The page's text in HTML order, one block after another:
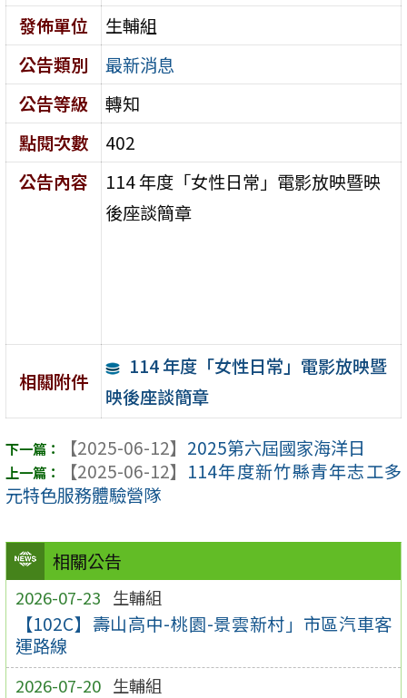
相關公告
2026-07-23 生輔組
【102C】壽山高中-桃園-景雲新村」市區汽車客
運路線
2026-07-20 生輔組
發佈單位
生輔組
公告類別
最新消息
公告等級
轉知
點閱次數
402
公告內容
114 年度「女性日常」電影放映暨映
後座談簡章
相關附件
114 年度「女性日常」電影放映暨
映後座談簡章
【2025-06-12】 2025第六屆國家海洋日
【2025-06-12】 114年度新竹縣青年志工多
元特色服務體驗營隊